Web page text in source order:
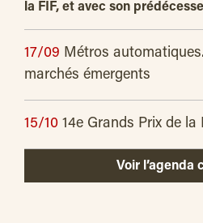
la FIF, et avec son
17/09 Métros
marchés émergents
15/10 14e Grands Prix de la
Voir l’agenda